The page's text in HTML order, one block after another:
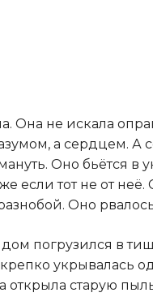
Она не искала
а сердцем. А
Оно бьётся в
если тот не от неё.
Оно
погрузился в
укрывалась
открыла старую